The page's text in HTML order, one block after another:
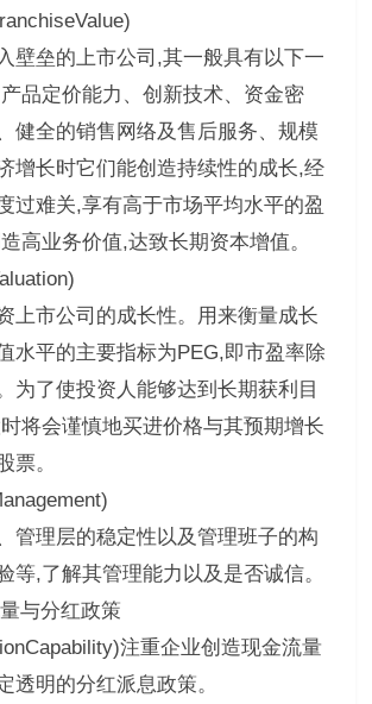
壁垒的上市公司,其一般具有以下一
品定价能力、创新技术、资金密
健全的销售网络及售后服务、规模
增长时它们能创造持续性的成长,经
过难关,享有高于市场平均水平的盈
高业务价值,达致长期资本增值。
上市公司的成长性。用来衡量成长
水平的主要指标为PEG,即市盈率除
为了使投资人能够达到长期获利目
将会谨慎地买进价格与其预期增长
票。
管理层的稳定性以及管理班子的构
等,了解其管理能力以及是否诚信。
与分红政策
注重企业创造现金流量
透明的分红派息政策。